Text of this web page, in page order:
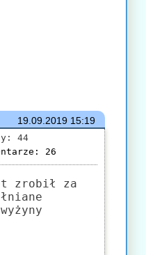
19.09.201915:19
44
26
zrobił za